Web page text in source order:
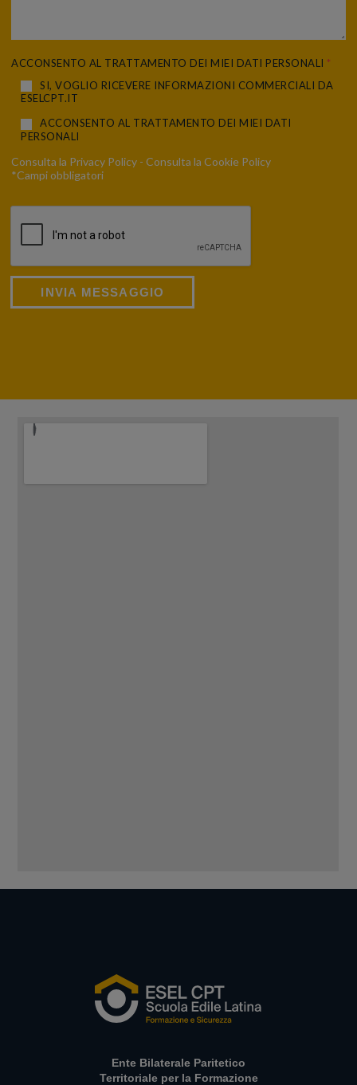
ACCONSENTO AL TRATTAMENTO DEI MIEI DATI PERSONALI *
SI, VOGLIO RICEVERE INFORMAZIONI COMMERCIALI DA
ESELCPT.IT
ACCONSENTO AL TRATTAMENTO DEI MIEI DATI
PERSONALI
Consulta la Privacy Policy - Consulta laCookie Policy
*Campi obbligatori
INVIA MESSAGGIO
Ente Bilaterale Paritetico
Territoriale per la Formazione